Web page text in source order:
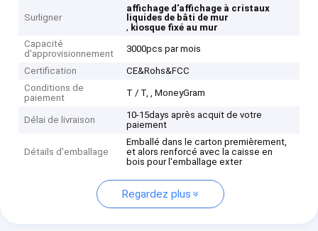
Surligner
affichage d'affichage à cristaux
liquides de bâti de mur
, kiosque fixé au mur
Capacité
d'approvisionnement
3000pcs par mois
Certification
CE&Rohs&FCC
Conditions de
paiement
T / T, , MoneyGram
Délai de livraison
10-15days après acquit de votre
paiement
Détails d'emballage
Emballé dans le carton premièrement,
et alors renforcé avec la caisse en
bois pour l'emballage exter
Regardez plus